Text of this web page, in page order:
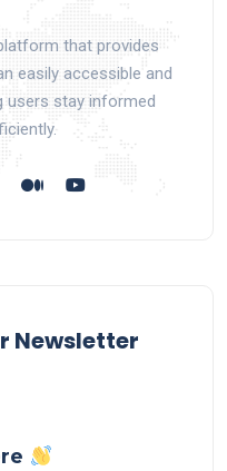
that provides
easily accessible and
users stay informed
Newsletter